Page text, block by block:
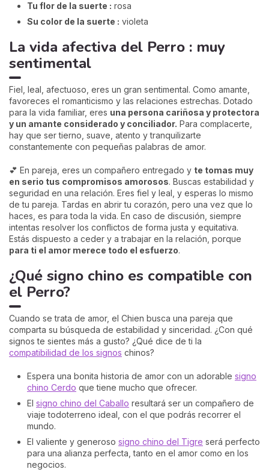
Tu flor de la suerte : rosa
Su color de la suerte : violeta
La vida afectiva del Perro : muy
sentimental
Fiel, leal, afectuoso, eres un gran sentimental. Como amante,
favoreces el romanticismo y las relaciones estrechas. Dotado
para la vida familiar, eres una persona cariñosa y protectora
y un amante considerado y conciliador. Para complacerte,
hay que ser tierno, suave, atento y tranquilizarte
constantemente con pequeñas palabras de amor.
💕 En pareja, eres un compañero entregado y te tomas muy
en serio tus compromisos amorosos. Buscas estabilidad y
seguridad en una relación. Eres fiel y leal, y esperas lo mismo
de tu pareja. Tardas en abrir tu corazón, pero una vez que lo
haces, es para toda la vida. En caso de discusión, siempre
intentas resolver los conflictos de forma justa y equitativa.
Estás dispuesto a ceder y a trabajar en la relación, porque
para ti el amor merece todo el esfuerzo.
¿Qué signo chino es compatible con
el Perro?
Cuando se trata de amor, el Chien busca una pareja que
comparta su búsqueda de estabilidad y sinceridad. ¿Con qué
signos te sientes más a gusto? ¿Qué dice de ti la
compatibilidad de los signos chinos?
Espera una bonita historia de amor con un adorable signo
chino Cerdo que tiene mucho que ofrecer.
El signo chino del Caballo resultará ser un compañero de
viaje todoterreno ideal, con el que podrás recorrer el
mundo.
El valiente y generoso signo chino del Tigre será perfecto
para una alianza perfecta, tanto en el amor como en los
negocios.